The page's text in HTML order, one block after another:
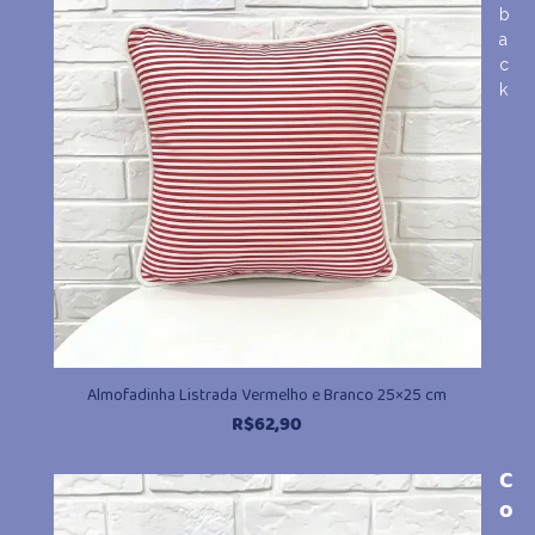
Almofadinha Listrada Vermelho e Branco 25×25 cm
R$62,90
b
a
c
k
C
o